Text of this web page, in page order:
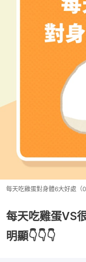
每天吃雞蛋對身體6大好處（
每天吃雞蛋VS
明顯👇👇👇